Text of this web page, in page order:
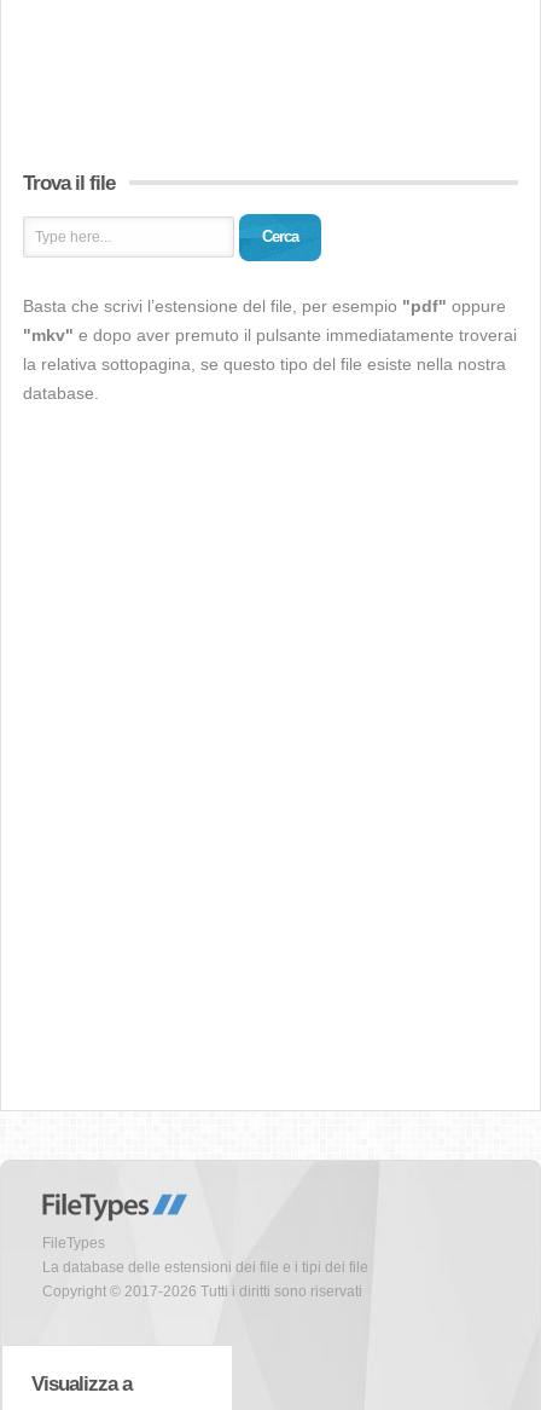
Trova il file
Cerca
Basta che scrivi l’estensione del file, per esempio "pdf" oppure
"mkv" e dopo aver premuto il pulsante immediatamente troverai
la relativa sottopagina, se questo tipo del file esiste nella nostra
database.
FileTypes
La database delle estensioni dei file e i tipi dei file
Copyright © 2017-2026 Tutti i diritti sono riservati
Visualizza a